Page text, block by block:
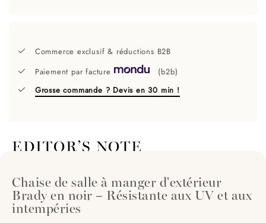
Commerce exclusif & réductions B2B
Paiement par facture
(b2b)
Grosse commande ? Devis en 30 min !
EDITOR’S NOTE
Chaise de salle à manger d'extérieur
Brady en noir – Résistante aux UV et aux
intempéries